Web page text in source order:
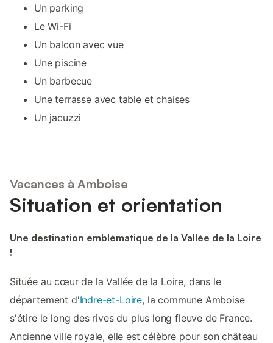
Un parking
Le Wi-Fi
Un balcon avec vue
Une piscine
Un barbecue
Une terrasse avec table et chaises
Un jacuzzi
Vacances à Amboise
Situation et orientation
Une destination emblématique de la Vallée de la Loire
!
Située au cœur de la Vallée de la Loire, dans le
département d'Indre-et-Loire, la commune Amboise
s'étire le long des rives du plus long fleuve de France.
Ancienne ville royale, elle est célèbre pour son château